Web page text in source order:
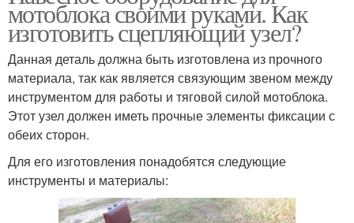
мотоблока своими руками. Как
изготовить сцепляющий узел?
Данная деталь должна быть изготовлена из прочного
материала, так как является связующим звеном между
инструментом для работы и тяговой силой мотоблока.
Этот узел должен иметь прочные элементы фиксации с
обеих сторон.
Для его изготовления понадобятся следующие
инструменты и материалы: